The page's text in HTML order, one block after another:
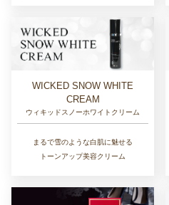
WICKED SNOW WHITE
CREAM
ウィキッドスノーホワイトクリーム
まるで雪のような白肌に魅せる
トーンアップ美容クリーム